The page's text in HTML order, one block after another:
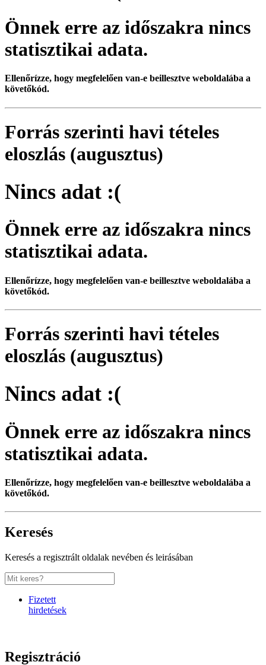
Önnek erre az időszakra nincs
statisztikai adata.
Ellenőrízze, hogy megfelelően van-e beillesztve weboldalába a
követőkód.
Forrás szerinti havi tételes
eloszlás (augusztus)
Nincs adat :(
Önnek erre az időszakra nincs
statisztikai adata.
Ellenőrízze, hogy megfelelően van-e beillesztve weboldalába a
követőkód.
Forrás szerinti havi tételes
eloszlás (augusztus)
Nincs adat :(
Önnek erre az időszakra nincs
statisztikai adata.
Ellenőrízze, hogy megfelelően van-e beillesztve weboldalába a
követőkód.
Keresés
Keresés a regisztrált oldalak nevében és leirásában
Fizetett
hirdetések
Regisztráció